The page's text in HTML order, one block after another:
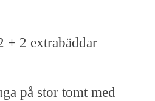
+ 2 extrabäddar
på stor tomt med